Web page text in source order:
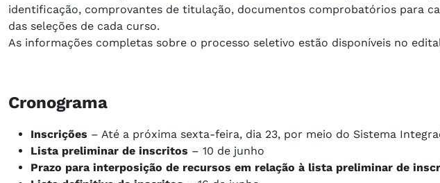
identificação, comprovantes de titulação, documentos comprobatórios para
das seleções de cada curso.
As informações completas sobre o processo seletivo estão disponíveis no
Cronograma
Inscrições – Até a próxima sexta-feira, dia 23, por meio do Sistema
Lista preliminar de inscritos – 10 de junho
Prazo para interposição de recursos em relação à lista preliminar de